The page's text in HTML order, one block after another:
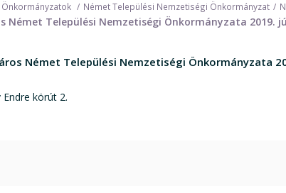
Német Települési Nemzetiségi Önkormányzat
Német Települési Nemzetiségi Önkormányzata
Német Települési Nemzetiségi
körút 2.